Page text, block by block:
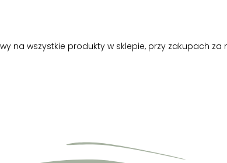
wszystkie produkty w sklepie, przy zakupach za